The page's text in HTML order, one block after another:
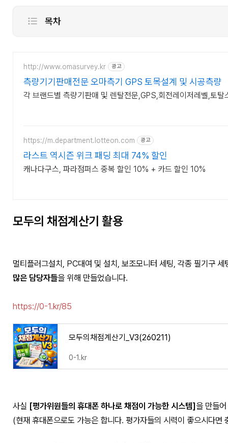
목차
2.해당 계산기는 PC보다 테블릿에 최적화 되어 있습니다. pc로의
1)테블릿 활용 Tip01 (모든기능 활용)
2)테블릿 활용 Tip02 (심플한 방법)
http://www.omasurvey.kr 광고
측량기기판매전문 오마측기 GPS 토목설계 및 시공측량
각 브랜드별 측량기판매 및 렌탈전문,GPS,회전레이저레벨,토탈
https://m.department.lotteon.com 광고
라스트 역시즌 위크 패딩 최대 74% 할인
캐나다구스, 파라점퍼스 중복 할인 10% + 카드 할인 10%
모두의 채점계산기 활용
멀티플러그설치, PC대여 및 설치, 보조모니터 세팅, 각종 필기구
많은 담당자들을 위해 만들었습니다.
https://0-1.kr/85
모두의채점계산기_V3(260211)
0-1.kr
사실 [평가위원들의 휴대폰 하나로 채점이 가능한 시스템]을 만들
(현재 휴대폰으로도 가능은 합니다. 평가자들의 시력이 좋으시다면